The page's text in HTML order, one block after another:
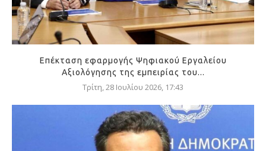
Επέκταση εφαρμογής Ψηφιακού Εργαλείου
Αξιολόγησης της εμπειρίας του...
Τρίτη, 28 Ιουλίου 2026, 17:43